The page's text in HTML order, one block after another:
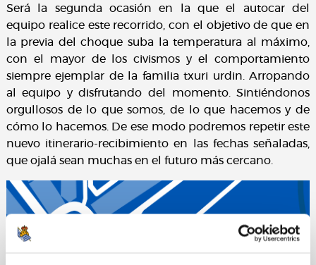
Será la segunda ocasión en la que el autocar del
equipo realice este recorrido, con el objetivo de que en
la previa del choque suba la temperatura al máximo,
con el mayor de los civismos y el comportamiento
siempre ejemplar de la familia txuri urdin. Arropando
al equipo y disfrutando del momento. Sintiéndonos
orgullosos de lo que somos, de lo que hacemos y de
cómo lo hacemos. De ese modo podremos repetir este
nuevo itinerario-recibimiento en las fechas señaladas,
que ojalá sean muchas en el futuro más cercano.